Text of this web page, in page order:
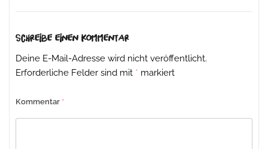
Schreibe einen Kommentar
Deine E-Mail-Adresse wird nicht veröffentlicht.
Erforderliche Felder sind mit * markiert
Kommentar *